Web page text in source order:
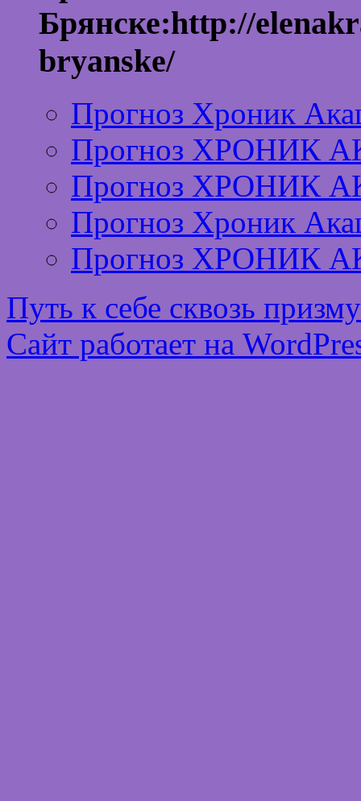
Брянске:http://
bryanske/
Прогноз Хроник
Прогноз ХРОНИК
Прогноз ХРОНИК
Прогноз Хроник
Прогноз ХРОНИК
Путь к себе сквозь
Сайт работает на